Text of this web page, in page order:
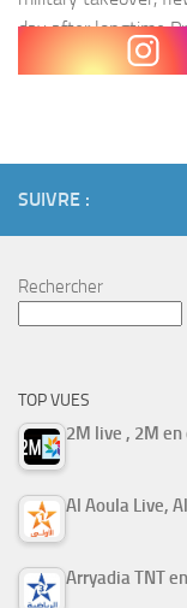
day after longtime
Mnangagwa fled to…
SUIVRE :
Rechercher
TOP VUES
2M live , 2M
Al Aoula Live,
Arryadia TNT